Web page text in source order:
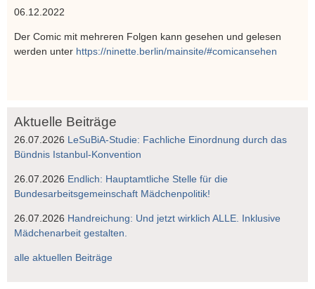
06.12.2022
Der Comic mit mehreren Folgen kann gesehen und gelesen
werden unter https://ninette.berlin/mainsite/#comicansehen
Aktuelle Beiträge
26.07.2026 LeSuBiA-Studie: Fachliche Einordnung durch das
Bündnis Istanbul-Konvention
26.07.2026 Endlich: Hauptamtliche Stelle für die
Bundesarbeitsgemeinschaft Mädchenpolitik!
26.07.2026 Handreichung: Und jetzt wirklich ALLE. Inklusive
Mädchenarbeit gestalten.
alle aktuellen Beiträge